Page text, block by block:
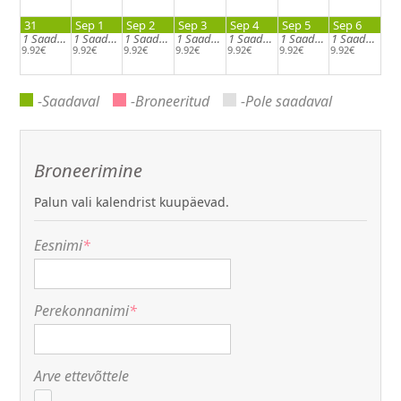
31
1 Saadaval
9.92€
Sep 1
1 Saadaval
9.92€
Sep 2
1Saadaval
9.92€
Sep 3
1Saadaval
9.92€
Sep 4
1 Saadaval
9.92€
Sep 5
1 Saadaval
9.92€
Sep 6
1Saadaval
9.92€
-Saadaval -Broneeritud -Pole saadaval
Broneerimine
Palun vali kalendrist kuupäevad.
Eesnimi*
Perekonnanimi*
Arve ettevõttele